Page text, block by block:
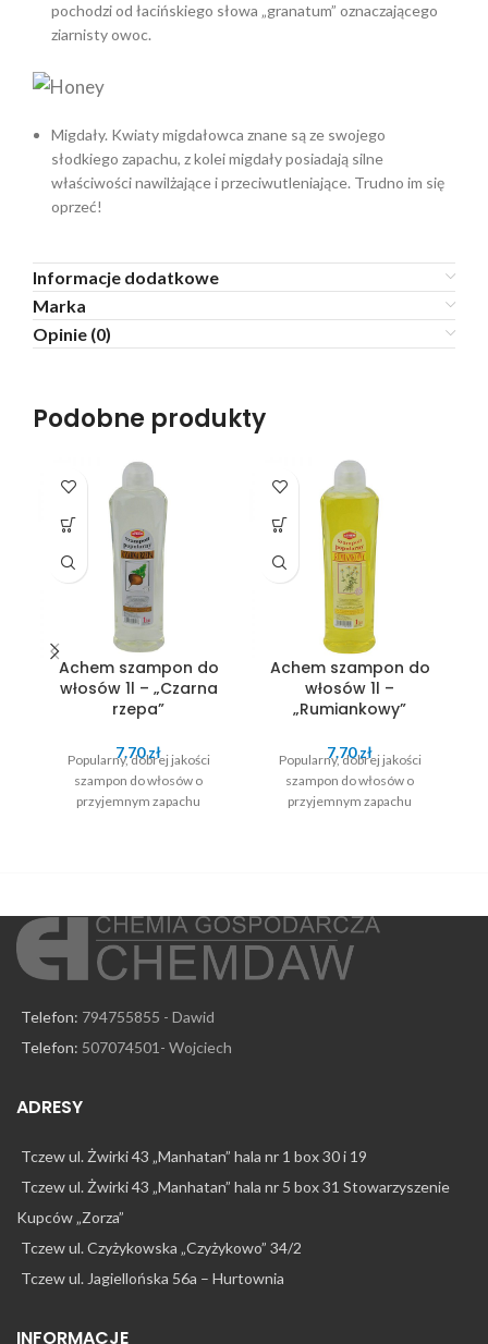
pochodzi od łacińskiego słowa „granatum” oznaczającego
ziarnisty owoc.
Migdały. Kwiaty migdałowca znane są ze swojego
słodkiego zapachu, z kolei migdały posiadają silne
właściwości nawilżające i przeciwutleniające. Trudno im się
oprzeć!
Informacje dodatkowe
Marka
Opinie (0)
Podobne produkty
Achem szampon do
włosów 1l – „Czarna
rzepa”
7.70zł
Popularny, dobrej jakości
szampon do włosów o
przyjemnym zapachu
Achem szampon do
włosów 1l –
„Rumiankowy”
7.70zł
Popularny, dobrej jakości
szampon do włosów o
przyjemnym zapachu
Telefon: 794755855 - Dawid
Telefon: 507074501- Wojciech
ADRESY
Tczew ul. Żwirki 43 „Manhatan” hala nr 1 box 30 i 19
Tczew ul. Żwirki 43 „Manhatan” hala nr 5 box 31 Stowarzyszenie
Kupców „Zorza”
Tczew ul. Czyżykowska „Czyżykowo” 34/2
Tczew ul. Jagiellońska 56a – Hurtownia
INFORMACJE